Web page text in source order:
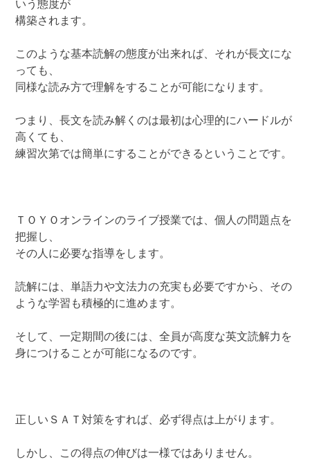
いう態度が
構築されます。
このような基本読解の態度が出来れば、それが長文にな
っても、
同様な読み方で理解をすることが可能になります。
つまり、長文を読み解くのは最初は心理的にハードルが
高くても、
練習次第では簡単にすることができるということです。
ＴＯＹＯオンラインのライブ授業では、個人の問題点を
把握し、
その人に必要な指導をします。
読解には、単語力や文法力の充実も必要ですから、その
ような学習も積極的に進めます。
そして、一定期間の後には、全員が高度な英文読解力を
身につけることが可能になるのです。
正しいＳＡＴ対策をすれば、必ず得点は上がります。
しかし、この得点の伸びは一様ではありません。